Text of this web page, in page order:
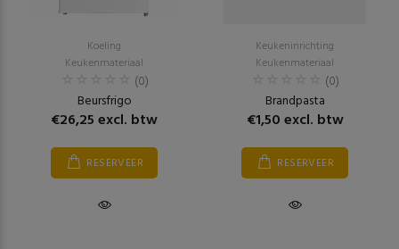
Koeling
Keukenmateriaal
(0)
Beursfrigo
€26,25 excl. btw
RESERVEER
Keukeninrichting
Keukenmateriaal
(0)
Brandpasta
€1,50 excl. btw
RESERVEER